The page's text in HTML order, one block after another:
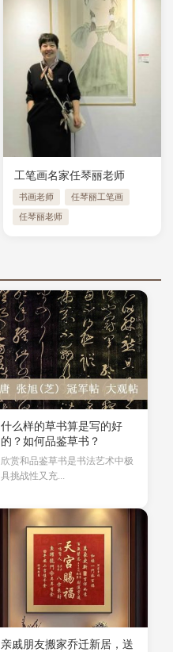
工笔画名家任琴丽老师
书画老师 任琴丽工笔画
任琴丽老师
什么样的草书算是写的好
的？如何品鉴草书？
欣赏和品鉴草书是书法艺术中极
具挑战性又充...
亲戚朋友搬家乔迁新居，送